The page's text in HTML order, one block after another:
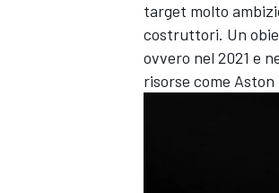
target molto
costruttori. Un
ovvero nel 2021 e
risorse come